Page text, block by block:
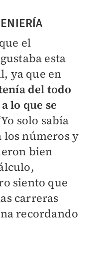
el
esta
ya que en
del todo
lo que se
solo sabía
los números y
bien
siento que
carreras
recordando